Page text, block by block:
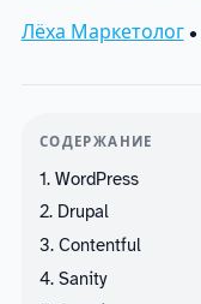
Лёха Маркетолог•
СОДЕРЖАНИЕ
1. WordPress
2. Drupal
3. Contentful
4. Sanity